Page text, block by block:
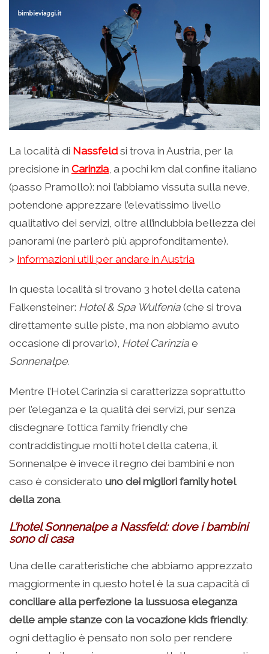
La località di Nassfeldsi trova in Austria, per la
precisione in Carinzia, a pochi km dal confine italiano
(passo Pramollo): noi l’abbiamo vissuta sulla neve,
potendone apprezzare l’elevatissimo livello
qualitativo dei servizi, oltre all’indubbia bellezza dei
panorami (ne parlerò più approfonditamente).
> Informazioni utili per andare in Austria
In questa località si trovano 3 hotel della catena
Falkensteiner: Hotel & Spa Wulfenia (che si trova
direttamente sulle piste, ma non abbiamo avuto
occasione di provarlo), Hotel Carinzia e
Sonnenalpe.
Mentre l’Hotel Carinzia si caratterizza soprattutto
per l’eleganza e la qualità dei servizi, pur senza
disdegnare l’ottica family friendly che
contraddistingue molti hotel della catena, il
Sonnenalpe è invece il regno dei bambini e non
caso è considerato uno dei migliori family hotel
della zona.
L’hotel Sonnenalpe a Nassfeld: dove i bambini
sono di casa
Una delle caratteristiche che abbiamo apprezzato
maggiormente in questo hotel è la sua capacità di
conciliare alla perfezione la lussuosa eleganza
delle ampie stanze con la vocazione kids friendly:
ogni dettaglio è pensato non solo per rendere